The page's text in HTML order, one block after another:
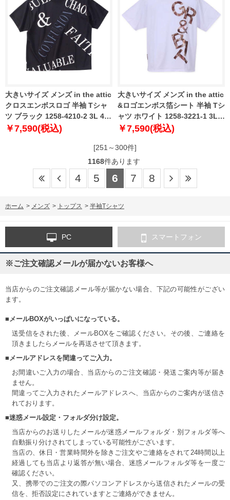
大きいサイズ メンズ in the attic
クロスエンボスロゴ 半袖 Tシャ
ツ ブラック 1258-4210-2 3L 4L
5L 6L
￥7,590(税込)
大きいサイズ メンズ in the attic
&ロゴエンボス箔シート 半袖 Tシ
ャツ ホワイト 1258-3221-1 3L
4L 5L 6L
￥7,590(税込)
[251～300件]
1168件あります
4 5 6 7 8
ホーム > メンズ > トップス > 半袖Tシャツ
PC スマートフォン
※ご注文確認メールが届かないお客様へ
当店からのご注文確認メール等が届かない場合、下記の可能性がござい
ます。
■メールBOXがいっぱいになっている。
送受信をされた後、メールBOXをご確認ください。その後、ご連絡を
頂きましたらメールを再送させて頂きます。
■メールアドレスを間違ってご入力。
お間違いご入力の場合、当店からのご注文確認・発送ご案内等が届き
ません。
間違ってご入力されたメールアドレスへ、当店からのご案内が送信さ
れております。
■迷惑メール設定・フォルダ分け設定。
当店からのお送りしたメールが迷惑メールフォルダ・別フォルダ等へ
自動振り分けされてしまっている可能性がございます。
当店の、休日・営業時間外を除きご注文やご連絡をされて24時間以上
経過しても当店より返答が無い場合、迷惑メールフォルダ等を一度ご
確認ください。
又、携帯でのご注文の際パソコンアドレスから送信されたメールの受
信を、拒否設定にされていますとご連絡ができません。